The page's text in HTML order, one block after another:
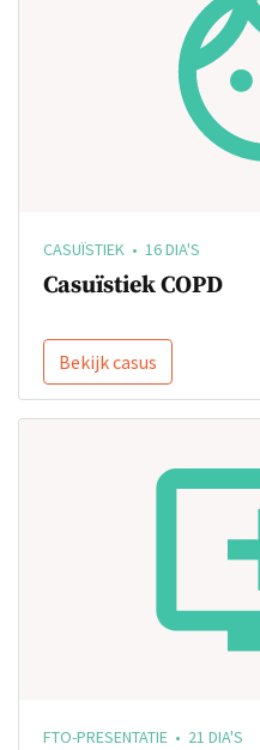
CASUÏSTIEK • 16 DIA'S
Casuïstiek COPD
Bekijk casus
FTO-PRESENTATIE • 21 DIA'S